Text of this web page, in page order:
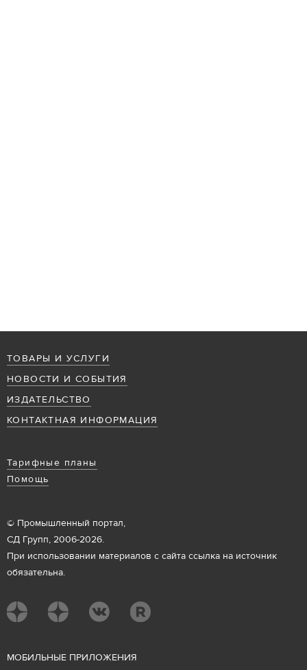
ТОВАРЫ И УСЛУГИ
НОВОСТИ И СОБЫТИЯ
ИЗДАТЕЛЬСТВО
КОНТАКТНАЯ ИНФОРМАЦИЯ
Тарифные планы
Помощь
© Промышленный портал,
СД Групп, 2006-2026.
При использовании материалов с сайта ссылка на источник
обязательна.
МОБИЛЬНЫЕ ПРИЛОЖЕНИЯ